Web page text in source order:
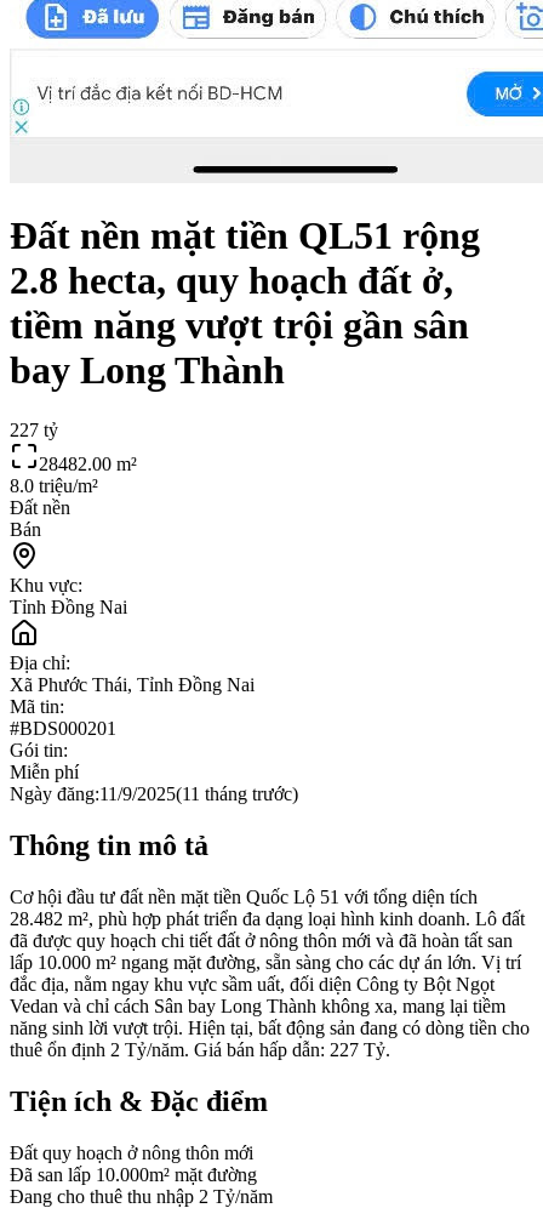
Đất nền mặt tiền QL51 rộng
2.8 hecta, quy hoạch đất ở,
tiềm năng vượt trội gần sân
bay Long Thành
227 tỷ
28482.00 m²
8.0 triệu/m²
Đất nền
Bán
Khu vực:
Tỉnh Đồng Nai
Địa chỉ:
Xã Phước Thái, Tỉnh Đồng Nai
Mã tin:
#BDS000201
Gói tin:
Miễn phí
Ngày đăng:11/9/2025(11 tháng trước)
Thông tin mô tả
Cơ hội đầu tư đất nền mặt tiền Quốc Lộ 51 với tổng diện tích
28.482 m², phù hợp phát triển đa dạng loại hình kinh doanh. Lô đất
đã được quy hoạch chi tiết đất ở nông thôn mới và đã hoàn tất san
lấp 10.000 m² ngang mặt đường, sẵn sàng cho các dự án lớn. Vị trí
đắc địa, nằm ngay khu vực sầm uất, đối diện Công ty Bột Ngọt
Vedan và chỉ cách Sân bay Long Thành không xa, mang lại tiềm
năng sinh lời vượt trội. Hiện tại, bất động sản đang có dòng tiền cho
thuê ổn định 2 Tỷ/năm. Giá bán hấp dẫn: 227 Tỷ.
Tiện ích & Đặc điểm
Đất quy hoạch ở nông thôn mới
Đã san lấp 10.000m² mặt đường
Đang cho thuê thu nhập 2 Tỷ/năm